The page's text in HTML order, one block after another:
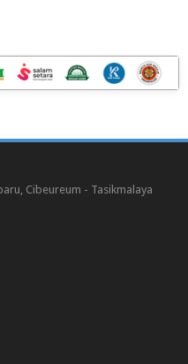
Cibeureum - Tasikmalaya